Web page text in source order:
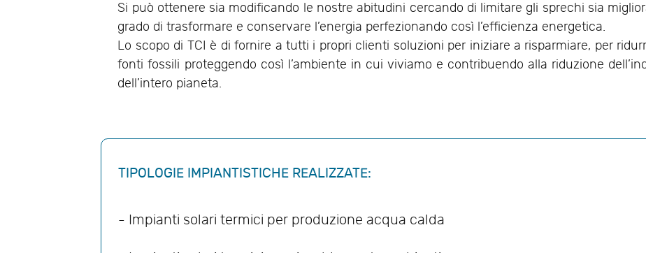
Si può ottenere sia modificando le nostre abitudini cercando di limitare gli sprechi sia
grado di trasformare e conservare l’energia perfezionando così l’efficienza energetica.
Lo scopo di TCI è di fornire a tutti i propri clienti soluzioni per iniziare a risparmiare, per
fonti fossili proteggendo così l’ambiente in cui viviamo e contribuendo alla riduzione
dell’intero pianeta.
TIPOLOGIE IMPIANTISTICHE REALIZZATE:
- Impianti solari termici per produzione acqua calda